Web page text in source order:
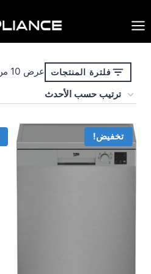
إلى
المحتوى
فلترة المنتجات عرض ⁦10⁩ من كل النتائج
تخفيض!